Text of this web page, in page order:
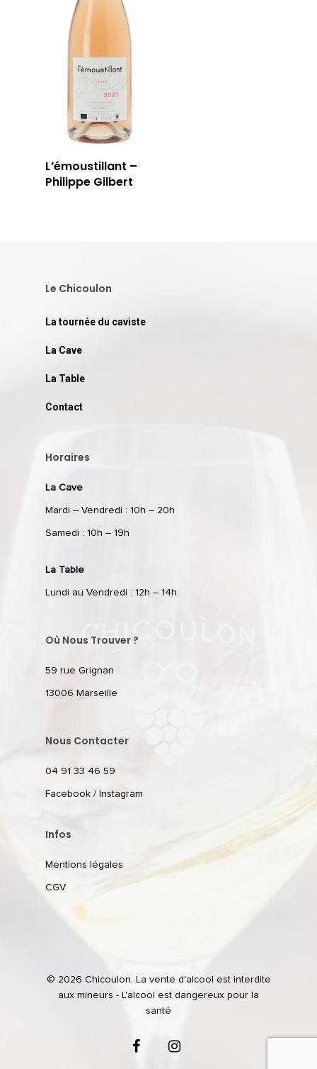
L’émoustillant –
Philippe Gilbert
Le Chicoulon
La tournée du caviste
La Cave
La Table
Contact
Horaires
La Cave
Mardi – Vendredi : 10h – 20h
Samedi : 10h – 19h
La Table
Lundi au Vendredi : 12h – 14h
Où Nous Trouver ?
59 rue Grignan
13006 Marseille
Nous Contacter
04 91 33 46 59
Facebook / Instagram
Infos
Mentions légales
CGV
© 2026 Chicoulon. La vente d'alcool est interdite
aux mineurs - L'alcool est dangereux pour la
santé